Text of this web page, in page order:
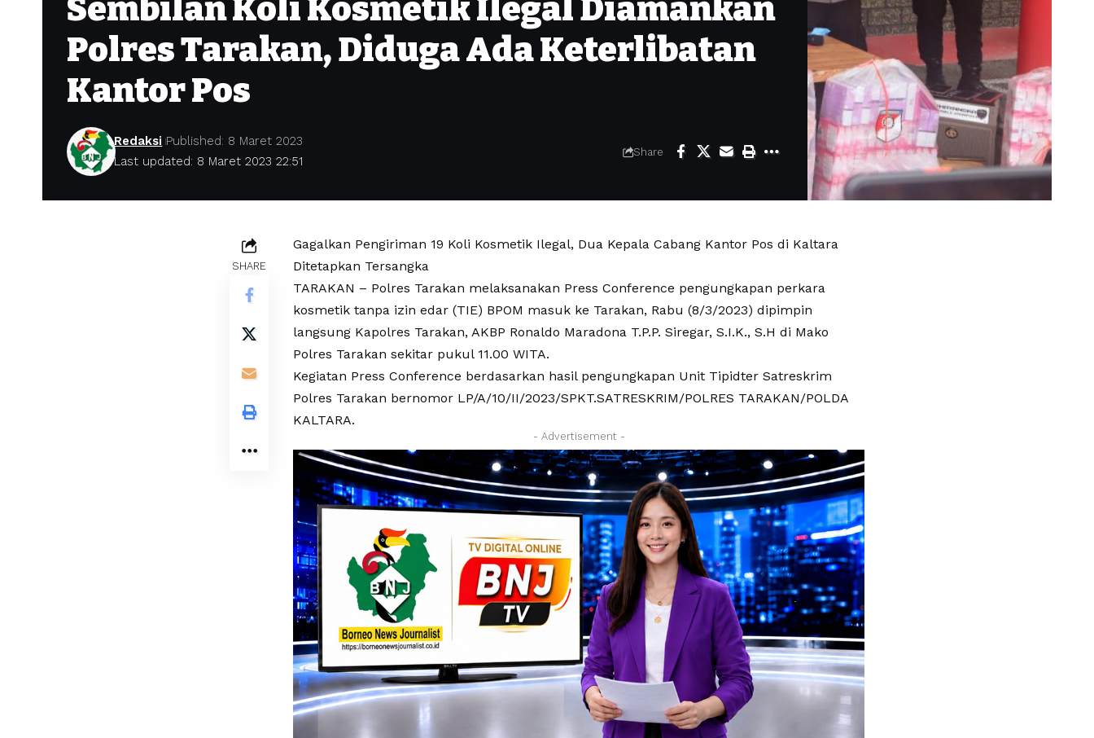
Sembilan Koli Kosmetik Ilegal Diamankan
Polres Tarakan, Diduga Ada Keterlibatan
Kantor Pos
Last updated: 8 Maret 2023 22:51
Redaksi Published: 8 Maret 2023
Share
SHARE
Gagalkan Pengiriman 19 Koli Kosmetik Ilegal, Dua Kepala Cabang Kantor Pos di Kaltara
Ditetapkan Tersangka
TARAKAN – Polres Tarakan melaksanakan Press Conference pengungkapan perkara
kosmetik tanpa izin edar (TIE) BPOM masuk ke Tarakan, Rabu (8/3/2023) dipimpin
langsung Kapolres Tarakan, AKBP Ronaldo Maradona T.P.P. Siregar, S.I.K., S.H di Mako
Polres Tarakan sekitar pukul 11.00 WITA.
Kegiatan Press Conference berdasarkan hasil pengungkapan Unit Tipidter Satreskrim
Polres Tarakan bernomor LP/A/10/II/2023/SPKT.SATRESKRIM/POLRES TARAKAN/POLDA
KALTARA.
- Advertisement -